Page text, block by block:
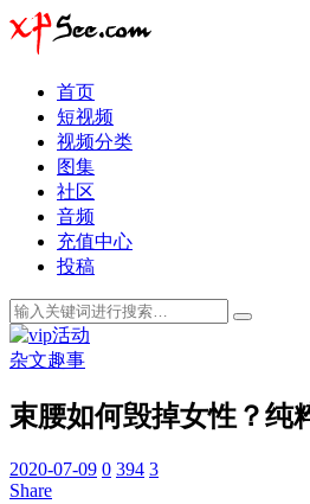
首页
短视频
视频分类
图集
社区
音频
充值中心
投稿
杂文趣事
束腰如何毁掉女性？
2020-07-09 0 394 3
Share